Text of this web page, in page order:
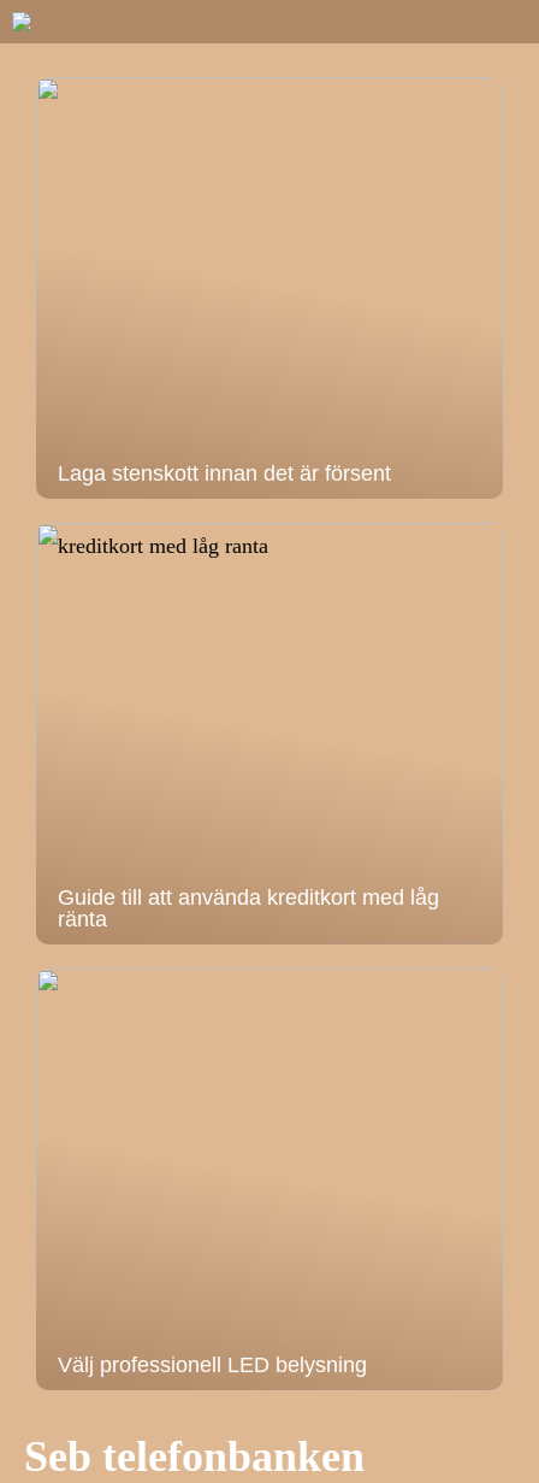
Laga stenskott innan det är försent
Guide till att använda kreditkort med låg
ränta
Välj professionell LED belysning
Seb telefonbanken